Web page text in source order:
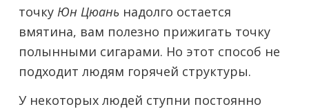
точку Юн Цюань надолго остается
вмятина, вам полезно прижигать точку
полынными сигарами. Но этот способ не
подходит людям горячей структуры.
У некоторых людей ступни постоянно